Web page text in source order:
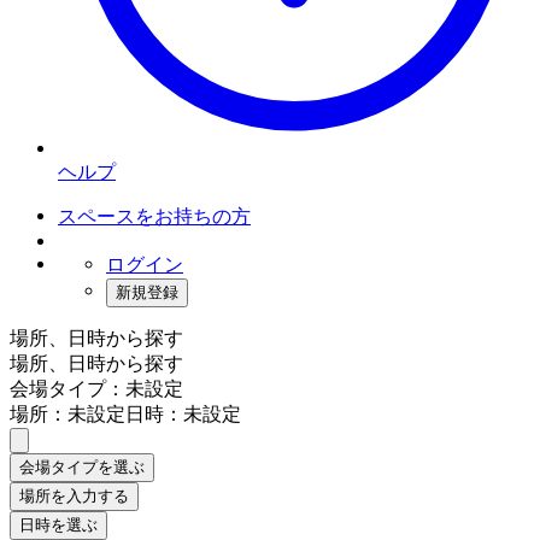
ヘルプ
スペースをお持ちの方
ログイン
新規登録
場所、日時から探す
場所、日時から探す
会場タイプ：未設定
場所：未設定日時：未設定
会場タイプを選ぶ
場所を入力する
日時を選ぶ